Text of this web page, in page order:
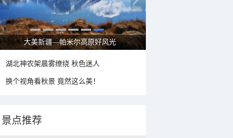
大美新疆—帕米尔高原好风光
湖北神农架晨雾缭绕 秋色迷人
换个视角看秋景 竟然这么美！
景点推荐